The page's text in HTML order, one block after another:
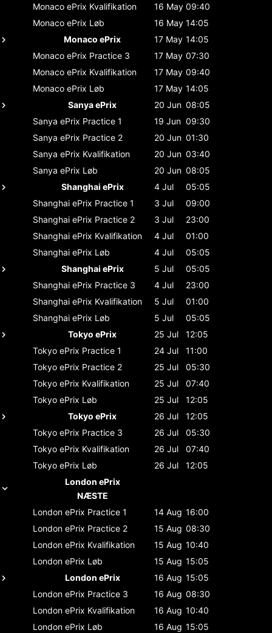
Monaco ePrix Kvalifikation 16 May 09:40
Monaco ePrix Løb 16 May 14:05
Monaco ePrix
17 May 14:05
Monaco ePrix Practice 3 17 May 07:30
Monaco ePrix Kvalifikation 17 May 09:40
Monaco ePrix Løb 17 May 14:05
Sanya ePrix
20 Jun 08:05
Sanya ePrix Practice 1 19 Jun 09:30
Sanya ePrix Practice 2 20 Jun 01:30
Sanya ePrix Kvalifikation 20 Jun 03:40
Sanya ePrix Løb 20 Jun 08:05
Shanghai ePrix
4 Jul
05:05
Shanghai ePrix Practice 1 3 Jul
09:00
Shanghai ePrix Practice 2 3 Jul
23:00
Shanghai ePrix Kvalifikation 4 Jul
01:00
Shanghai ePrix Løb 4 Jul
05:05
Shanghai ePrix
5 Jul
05:05
Shanghai ePrix Practice 3 4 Jul
23:00
Shanghai ePrix Kvalifikation 5 Jul
01:00
Shanghai ePrix Løb 5 Jul
05:05
Tokyo ePrix
25 Jul
12:05
Tokyo ePrix Practice 1 24 Jul
11:00
Tokyo ePrix Practice 2 25 Jul
05:30
Tokyo ePrix Kvalifikation 25 Jul
07:40
Tokyo ePrix Løb 25 Jul
12:05
Tokyo ePrix
26 Jul
12:05
Tokyo ePrix Practice 3 26 Jul
05:30
Tokyo ePrix Kvalifikation 26 Jul
07:40
Tokyo ePrix Løb 26 Jul
12:05
London ePrix
NÆSTE
London ePrix Practice 1 14 Aug 16:00
London ePrix Practice 2 15 Aug 08:30
London ePrix Kvalifikation 15 Aug 10:40
London ePrix Løb 15 Aug 15:05
London ePrix
16 Aug 15:05
London ePrix Practice 3 16 Aug 08:30
London ePrix Kvalifikation 16 Aug 10:40
London ePrix Løb 16 Aug 15:05